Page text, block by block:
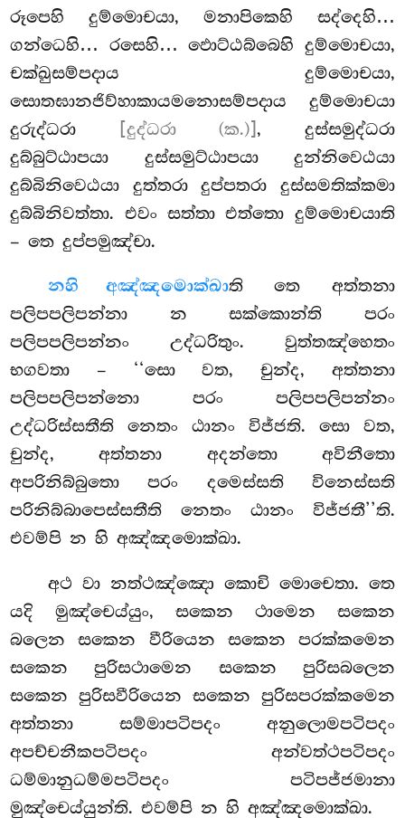
රූපෙහි දුම්මොචයා, මනාපිකෙහි සද්දෙහි…
ගන්ධෙහි… රසෙහි… ඵොට්ඨබ්බෙහි දුම්මොචයා,
චක්ඛුසම්පදාය දුම්මොචයා,
සොතඝානජිව්හාකායමනොසම්පදාය දුම්මොචයා
දුරුද්ධරා
[දුද්ධරා (ක.)], දුස්සමුද්ධරා
දුබ්බුට්ඨාපයා දුස්සමුට්ඨාපයා දුන්නිවෙඨයා
දුබ්බිනිවෙඨයා දුත්තරා දුප්පතරා දුස්සමතික්කමා
දුබ්බිනිවත්තා. එවං සත්තා එත්තො දුම්මොචයාති
– තෙ දුප්පමුඤ්චා.
නහි අඤ්ඤමොක්ඛාති තෙ අත්තනා
පලිපපලිපන්නා න සක්කොන්ති පරං
පලිපපලිපන්නං උද්ධරිතුං. වුත්තඤ්හෙතං
භගවතා – ‘‘සො වත, චුන්ද, අත්තනා
පලිපපලිපන්නො පරං පලිපපලිපන්නං
උද්ධරිස්සතීති නෙතං ඨානං විජ්ජති. සො වත,
චුන්ද, අත්තනා අදන්තො අවිනීතො
අපරිනිබ්බුතො පරං දමෙස්සති විනෙස්සති
පරිනිබ්බාපෙස්සතීති නෙතං ඨානං විජ්ජතී’’ති.
එවම්පි න හි අඤ්ඤමොක්ඛා.
අථ වා නත්ථඤ්ඤො කොචි මොචෙතා. තෙ
යදි මුඤ්චෙය්යුං, සකෙන ථාමෙන සකෙන
බලෙන සකෙන වීරියෙන සකෙන පරක්කමෙන
සකෙන පුරිසථාමෙන සකෙන පුරිසබලෙන
සකෙන පුරිසවීරියෙන සකෙන පුරිසපරක්කමෙන
අත්තනා සම්මාපටිපදං අනුලොමපටිපදං
අපච්චනීකපටිපදං අන්වත්ථපටිපදං
ධම්මානුධම්මපටිපදං පටිපජ්ජමානා
මුඤ්චෙය්යුන්ති. එවම්පි න හි අඤ්ඤමොක්ඛා.